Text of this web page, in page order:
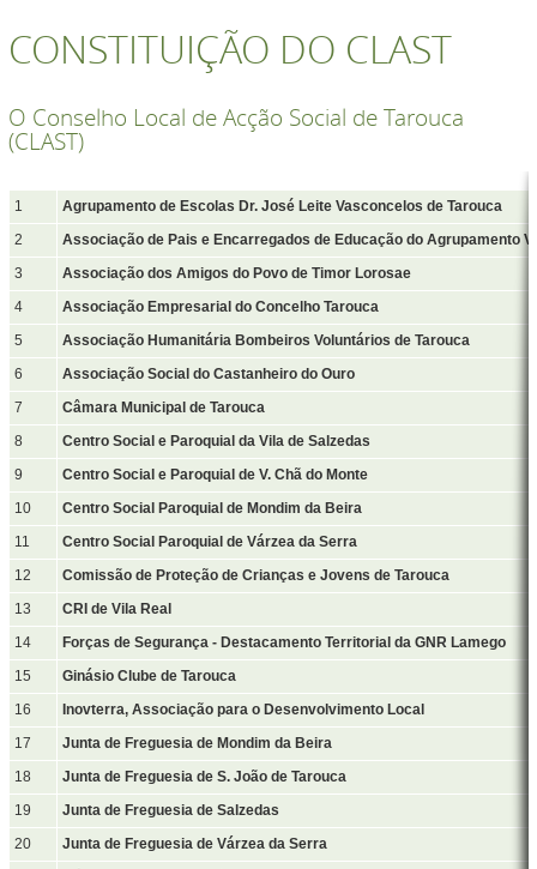
CONSTITUIÇÃO DO CLAST
O Conselho Local de Acção Social de Tarouca
(CLAST)
1 Agrupamento de Escolas Dr. José Leite Vasconcelos de Tarouca
2 Associação de Pais e Encarregados de Educação do Agrupamento
3 Associação dos Amigos do Povo de Timor Lorosae
4 Associação Empresarial do Concelho Tarouca
5 Associação Humanitária Bombeiros Voluntários de Tarouca
6 Associação Social do Castanheiro do Ouro
7 Câmara Municipal de Tarouca
8 Centro Social e Paroquial da Vila de Salzedas
9 Centro Social e Paroquial de V. Chã do Monte
10 Centro Social Paroquial de Mondim da Beira
11 Centro Social Paroquial de Várzea da Serra
12 Comissão de Proteção de Crianças e Jovens de Tarouca
13 CRI de Vila Real
14 Forças de Segurança - Destacamento Territorial da GNR Lamego
15 Ginásio Clube de Tarouca
16 Inovterra, Associação para o Desenvolvimento Local
17 Junta de Freguesia de Mondim da Beira
18 Junta de Freguesia de S. João de Tarouca
19 Junta de Freguesia de Salzedas
20 Junta de Freguesia de Várzea da Serra